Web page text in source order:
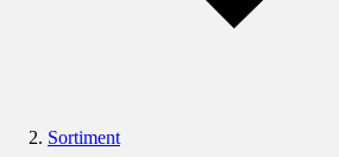
Sortiment